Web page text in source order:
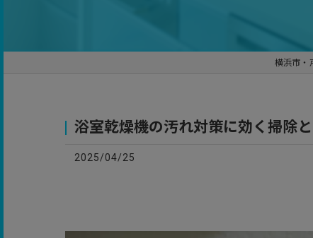
横浜市・
浴室乾燥機の汚れ対策に効く掃除
2025/04/25